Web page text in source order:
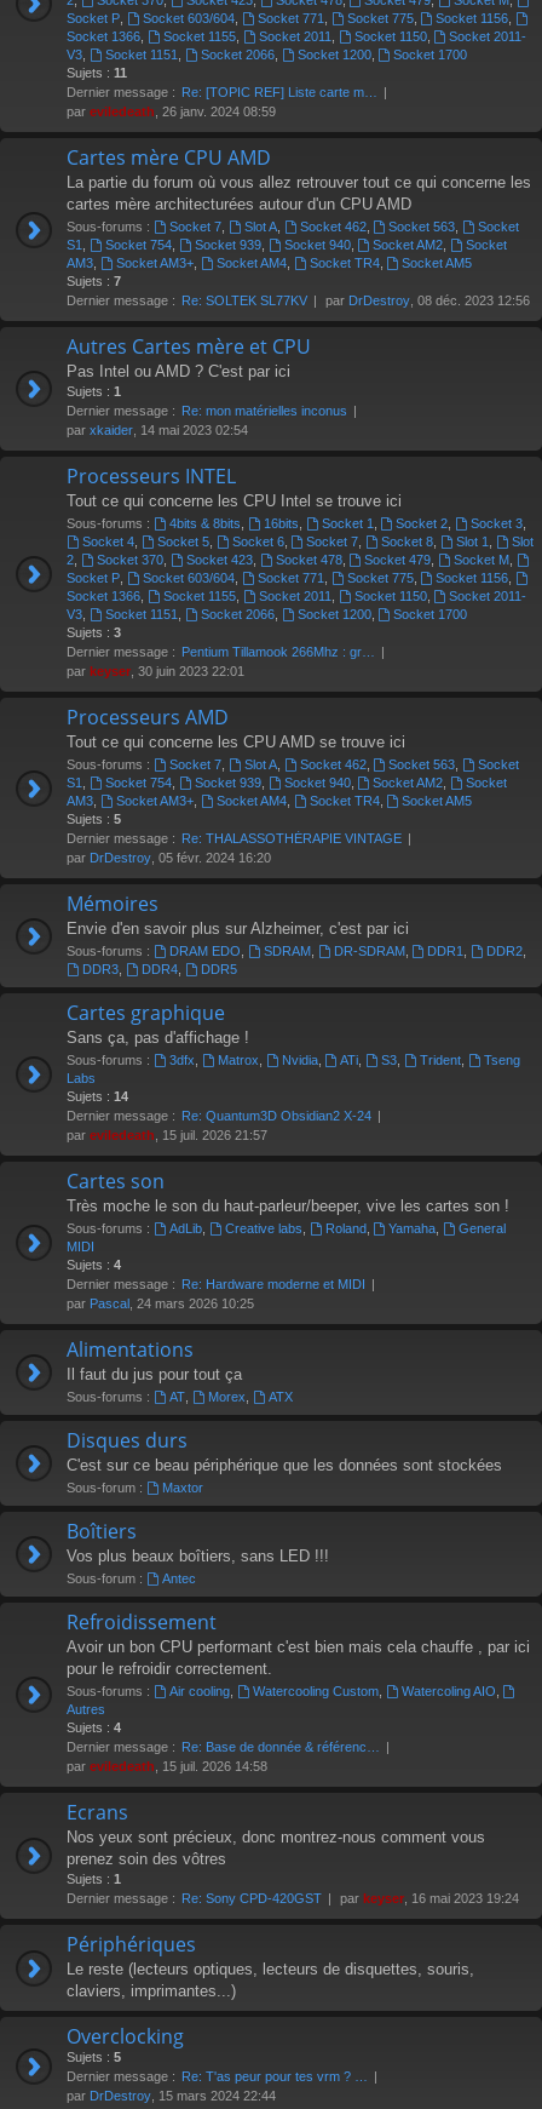
Socket P
Socket 603/604, Socket 771 Socket 775, Socket 1156
Socket 1366
Socket 1155, Socket 2011 Socket 1150,
Socket 2011-
V3
Socket 1151 Socket 2066, Socket 1200,
Socket 1700
Sujets : 11
Dernier message : Re: [TOPIC REF] Liste carte m…
par eviledeath , 26 janv. 2024 08:59
Cartes mère CPU AMD
La partie du forum où vous allez retrouver tout ce qui concerne les
cartes mère architecturées autour d'un CPU AMD
Sous-forums : Socket 7, Slot A, Socket 462, Socket 563
Socket
S1
Socket 754, Socket 939, Socket 940, Socket AM2
Socket
AM3
Socket AM3+, Socket AM4, Socket TR4,
Socket AM5
Sujets : 7
Dernier message : Re: SOLTEK SL77KV par DrDestroy , 08 déc. 2023 12:56
Autres Cartes mère et CPU
Pas Intel ou AMD ? C'est par ici
Sujets : 1
Dernier message : Re: mon matérielles inconus
par xkaider , 14 mai 2023 02:54
Processeurs INTEL
Tout ce qui concerne les CPU Intel se trouve ici
Sous-forums : 4bits & 8bits 16bits Socket 1 Socket 2 Socket 3
Socket 4, Socket 5, Socket 6, Socket 7 Socket 8 Slot 1
Slot
2
Socket 370, Socket 423, Socket 478, Socket 479 Socket M
Socket P
Socket 603/604, Socket 771 Socket 775, Socket 1156
Socket 1366
Socket 1155, Socket 2011 Socket 1150,
Socket 2011-
V3
Socket 1151 Socket 2066, Socket 1200,
Socket 1700
Sujets : 3
Dernier message : Pentium Tillamook 266Mhz : gr…
par keyser , 30 juin 2023 22:01
Processeurs AMD
Tout ce qui concerne les CPU AMD se trouve ici
Sous-forums : Socket 7, Slot A, Socket 462, Socket 563
Socket
S1
Socket 754, Socket 939, Socket 940, Socket AM2
Socket
AM3
Socket AM3+, Socket AM4, Socket TR4,
Socket AM5
Sujets : 5
Dernier message : Re: THALASSOTHÉRAPIE VINTAGE
par DrDestroy , 05 févr. 2024 16:20
Mémoires
Envie d'en savoir plus sur Alzheimer, c'est par ici
Sous-forums : DRAM EDO SDRAM, DR-SDRAM, DDR1 DDR2
DDR3, DDR4, DDR5
Cartes graphique
Sans ça, pas d'affichage !
Sous-forums : 3dfx Matrox Nvidia, ATi S3 Trident
Tseng
Labs
Sujets : 14
Dernier message : Re: Quantum3D Obsidian2 X-24
par eviledeath , 15 juil. 2026 21:57
Cartes son
Très moche le son du haut-parleur/beeper, vive les cartes son !
Sous-forums : AdLib, Creative labs Roland, Yamaha
General
MIDI
Sujets : 4
Dernier message : Re: Hardware moderne et MIDI
par Pascal , 24 mars 2026 10:25
Alimentations
Il faut du jus pour tout ça
Sous-forums : AT, Morex ATX
Disques durs
C'est sur ce beau périphérique que les données sont stockées
Sous-forum : Maxtor
Boîtiers
Vos plus beaux boîtiers, sans LED !!!
Sous-forum : Antec
Refroidissement
Avoir un bon CPU performant c'est bien mais cela chauffe , par ici
pour le refroidir correctement.
Sous-forums : Air cooling, Watercooling Custom, Watercoling AIO
Autres
Sujets : 4
Dernier message : Re: Base de donnée & référenc…
par eviledeath , 15 juil. 2026 14:58
Ecrans
Nos yeux sont précieux, donc montrez-nous comment vous
prenez soin des vôtres
Sujets : 1
Dernier message : Re: Sony CPD-420GST par keyser , 16 mai 2023 19:24
Périphériques
Le reste (lecteurs optiques, lecteurs de disquettes, souris,
claviers, imprimantes...)
Overclocking
Sujets : 5
Dernier message : Re: T'as peur pour tes vrm ? …
par DrDestroy , 15 mars 2024 22:44